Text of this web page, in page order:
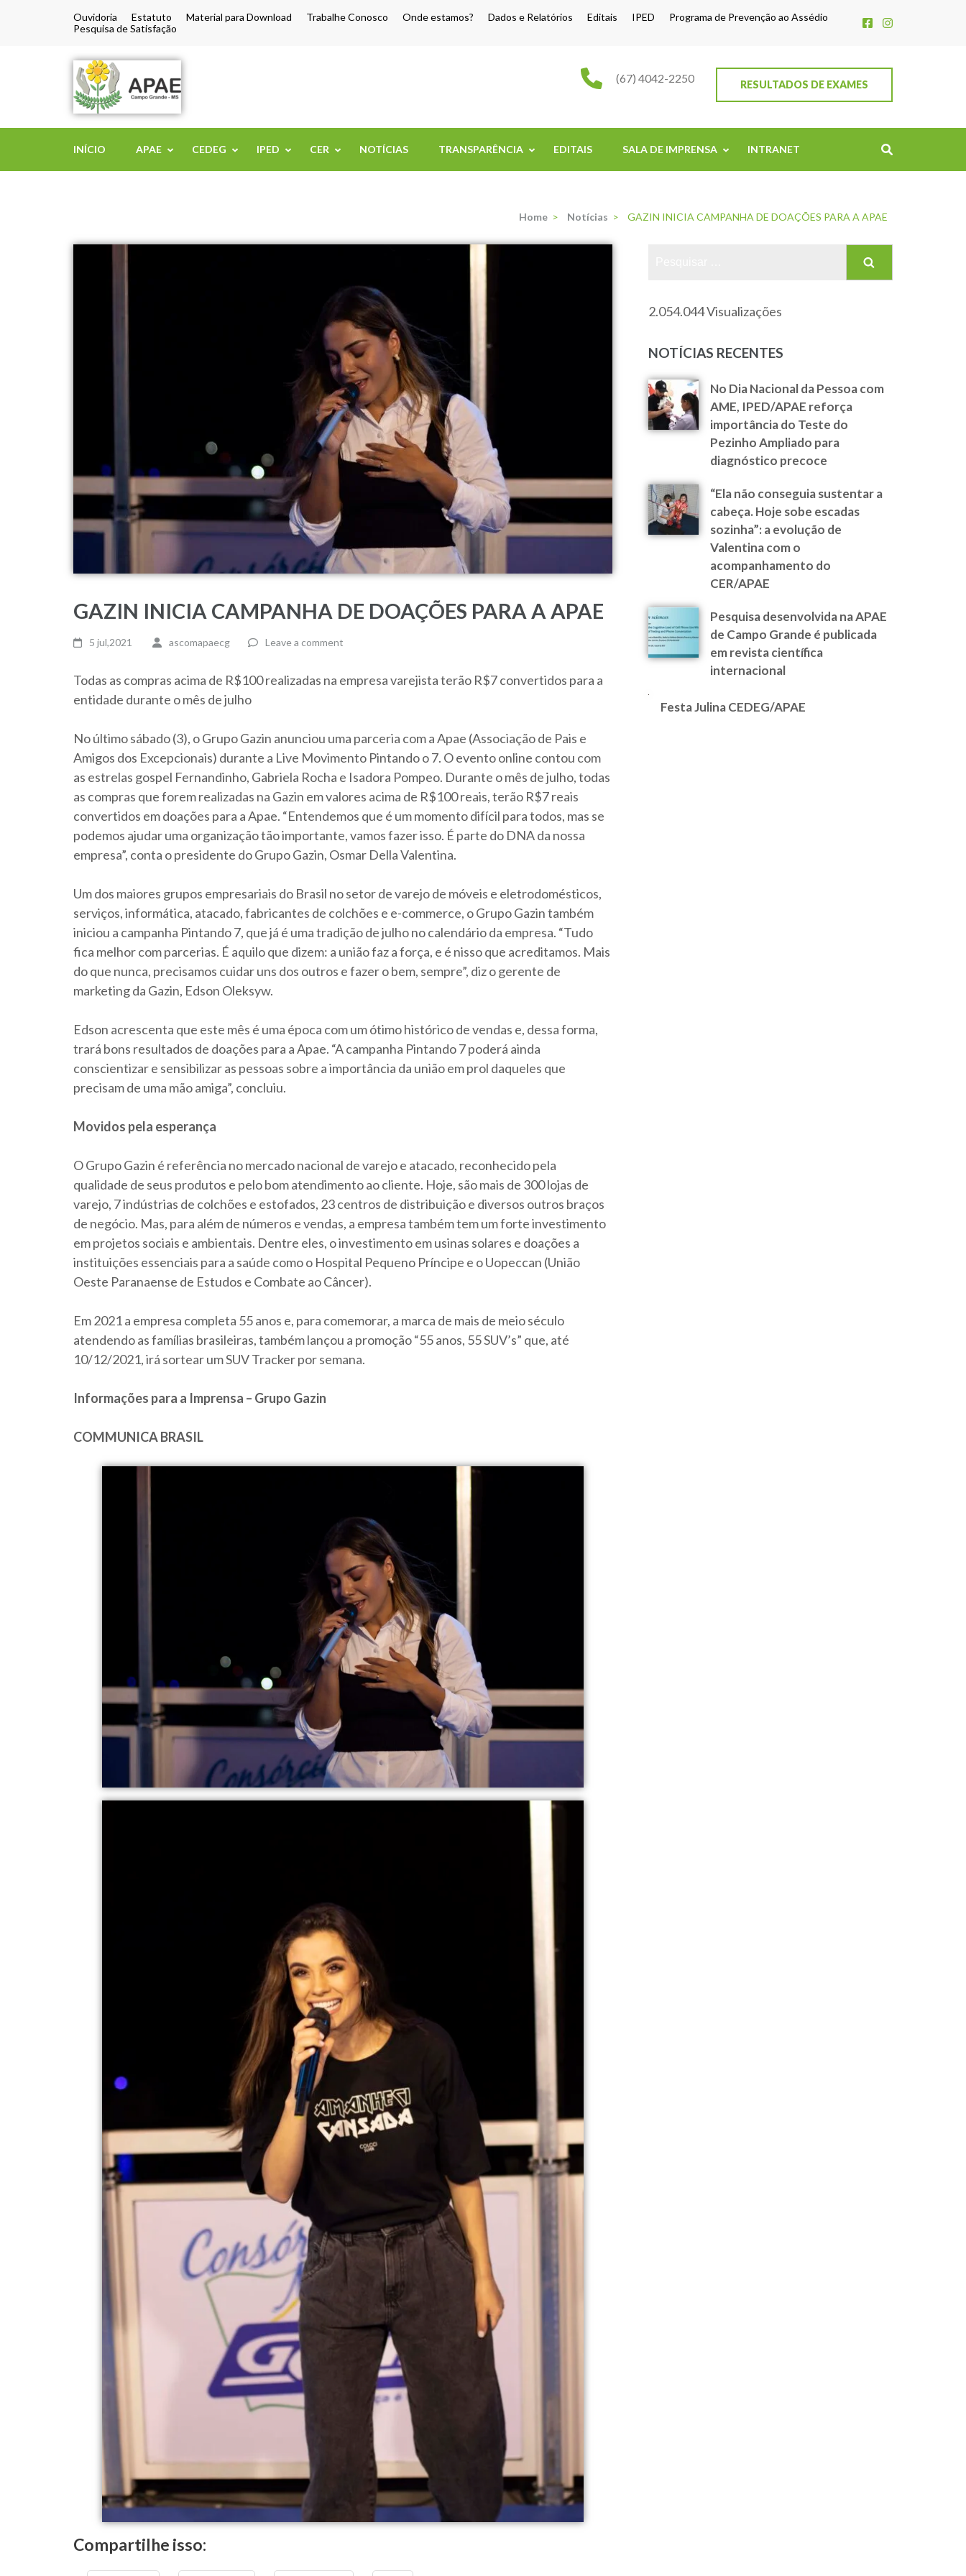
Ouvidoria Estatuto Material para Download Trabalhe Conosco Onde estamos? Dados e Relatórios Editais IPED
Programa de Prevenção ao Assédio
Pesquisa de Satisfação
RESULTADOS DE EXAMES
(67) 4042-2250
INÍCIO APAE CEDEG IPED CER NOTÍCIAS TRANSPARÊNCIA EDITAIS SALA DE IMPRENSA INTRANET
Home > Notícias > GAZIN INICIA CAMPANHA DE DOAÇÕES PARA A APAE
GAZIN INICIA CAMPANHA DE DOAÇÕES PARA A APAE
5 jul,2021 ascomapaecg Leave a comment
Todas as compras acima de R$100 realizadas na empresa varejista terão R$7 convertidos para a
entidade durante o mês de julho
No último sábado (3), o Grupo Gazin anunciou uma parceria com a Apae (Associação de Pais e
Amigos dos Excepcionais) durante a Live Movimento Pintando o 7. O evento online contou com
as estrelas gospel Fernandinho, Gabriela Rocha e Isadora Pompeo. Durante o mês de julho, todas
as compras que forem realizadas na Gazin em valores acima de R$100 reais, terão R$7 reais
convertidos em doações para a Apae. “Entendemos que é um momento difícil para todos, mas se
podemos ajudar uma organização tão importante, vamos fazer isso. É parte do DNA da nossa
empresa”, conta o presidente do Grupo Gazin, Osmar Della Valentina.
Um dos maiores grupos empresariais do Brasil no setor de varejo de móveis e eletrodomésticos,
serviços, informática, atacado, fabricantes de colchões e e-commerce, o Grupo Gazin também
iniciou a campanha Pintando 7, que já é uma tradição de julho no calendário da empresa. “Tudo
fica melhor com parcerias. É aquilo que dizem: a união faz a força, e é nisso que acreditamos. Mais
do que nunca, precisamos cuidar uns dos outros e fazer o bem, sempre”, diz o gerente de
marketing da Gazin, Edson Oleksyw.
Edson acrescenta que este mês é uma época com um ótimo histórico de vendas e, dessa forma,
trará bons resultados de doações para a Apae. “A campanha Pintando 7 poderá ainda
conscientizar e sensibilizar as pessoas sobre a importância da união em prol daqueles que
precisam de uma mão amiga”, concluiu.
Movidos pela esperança
O Grupo Gazin é referência no mercado nacional de varejo e atacado, reconhecido pela
qualidade de seus produtos e pelo bom atendimento ao cliente. Hoje, são mais de 300 lojas de
varejo, 7 indústrias de colchões e estofados, 23 centros de distribuição e diversos outros braços
de negócio. Mas, para além de números e vendas, a empresa também tem um forte investimento
em projetos sociais e ambientais. Dentre eles, o investimento em usinas solares e doações a
instituições essenciais para a saúde como o Hospital Pequeno Príncipe e o Uopeccan (União
Oeste Paranaense de Estudos e Combate ao Câncer).
Em 2021 a empresa completa 55 anos e, para comemorar, a marca de mais de meio século
atendendo as famílias brasileiras, também lançou a promoção “55 anos, 55 SUV’s” que, até
10/12/2021, irá sortear um SUV Tracker por semana.
Informações para a Imprensa – Grupo Gazin
COMMUNICA BRASIL
Compartilhe isso:
2.054.044 Visualizações
NOTÍCIAS RECENTES
No Dia Nacional da Pessoa com
AME, IPED/APAE reforça
importância do Teste do
Pezinho Ampliado para
diagnóstico precoce
“Ela não conseguia sustentar a
cabeça. Hoje sobe escadas
sozinha”: a evolução de
Valentina com o
acompanhamento do
CER/APAE
Pesquisa desenvolvida na APAE
de Campo Grande é publicada
em revista científica
internacional
Festa Julina CEDEG/APAE